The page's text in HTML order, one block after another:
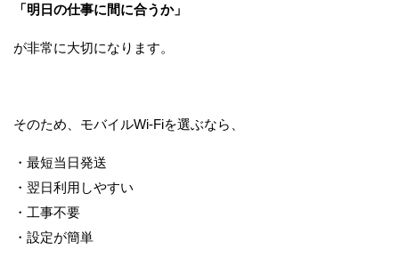
「明日の仕事に間に合うか」
が非常に大切になります。
そのため、モバイルWi-Fiを選ぶなら、
・最短当日発送
・翌日利用しやすい
・工事不要
・設定が簡単